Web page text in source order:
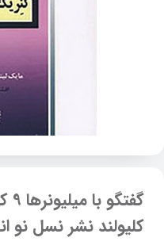
کلیولند نشر نسل نو